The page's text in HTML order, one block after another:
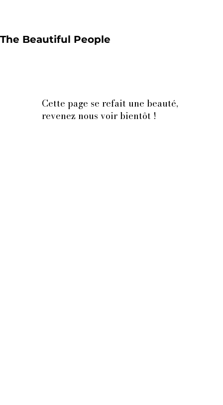
The Beautiful People
Cette page se refait une beauté,
revenez nous voir bientôt !